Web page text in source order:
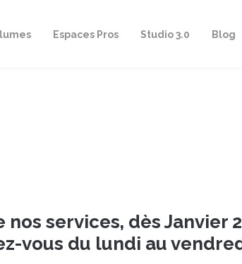
Espaces Pros Studio 3.0 Blog
services, dès Janvier
vous du lundi au